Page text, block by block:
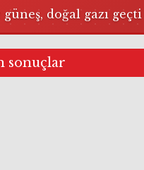
doğal gazı geçti
sonuçlar